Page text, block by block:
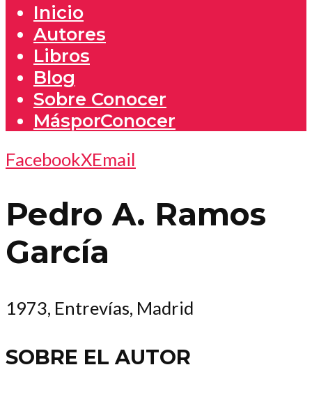
Inicio
Autores
Libros
Blog
Sobre Conocer
MásporConocer
FacebookXEmail
Pedro A. Ramos
García
1973, Entrevías, Madrid
SOBRE EL AUTOR